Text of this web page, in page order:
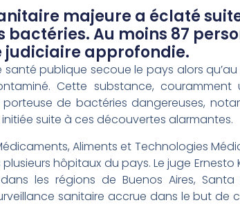
majeure a éclaté
Au moins 87
judiciaire approfondie.
publique secoue le pays alors
Cette substance, couramment
de bactéries dangereuses,
suite à ces découvertes alarmantes.
Aliments et Technologies
hôpitaux du pays. Le juge
les régions de Buenos Aires,
sanitaire accrue dans le but de